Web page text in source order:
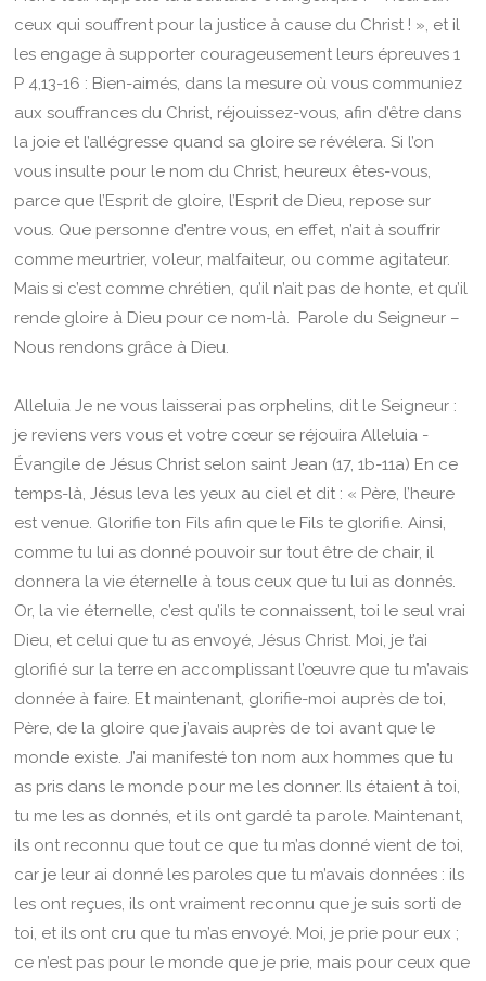
ceux qui souffrent pour la justice à cause du Christ ! », et il
les engage à supporter courageusement leurs épreuves 1
P 4,13-16 : Bien-aimés, dans la mesure où vous communiez
aux souffrances du Christ, réjouissez-vous, afin d’être dans
la joie et l’allégresse quand sa gloire se révélera. Si l’on
vous insulte pour le nom du Christ, heureux êtes-vous,
parce que l’Esprit de gloire, l’Esprit de Dieu, repose sur
vous. Que personne d’entre vous, en effet, n’ait à souffrir
comme meurtrier, voleur, malfaiteur, ou comme agitateur.
Mais si c’est comme chrétien, qu’il n’ait pas de honte, et qu’il
rende gloire à Dieu pour ce nom-là. Parole du Seigneur –
Nous rendons grâce à Dieu.
Alleluia Je ne vous laisserai pas orphelins, dit le Seigneur :
je reviens vers vous et votre cœur se réjouira Alleluia -
Évangile de Jésus Christ selon saint Jean (17, 1b-11a) En ce
temps-là, Jésus leva les yeux au ciel et dit : « Père, l’heure
est venue. Glorifie ton Fils afin que le Fils te glorifie. Ainsi,
comme tu lui as donné pouvoir sur tout être de chair, il
donnera la vie éternelle à tous ceux que tu lui as donnés.
Or, la vie éternelle, c’est qu’ils te connaissent, toi le seul vrai
Dieu, et celui que tu as envoyé, Jésus Christ. Moi, je t’ai
glorifié sur la terre en accomplissant l’œuvre que tu m’avais
donnée à faire. Et maintenant, glorifie-moi auprès de toi,
Père, de la gloire que j’avais auprès de toi avant que le
monde existe. J’ai manifesté ton nom aux hommes que tu
as pris dans le monde pour me les donner. Ils étaient à toi,
tu me les as donnés, et ils ont gardé ta parole. Maintenant,
ils ont reconnu que tout ce que tu m’as donné vient de toi,
car je leur ai donné les paroles que tu m’avais données : ils
les ont reçues, ils ont vraiment reconnu que je suis sorti de
toi, et ils ont cru que tu m’as envoyé. Moi, je prie pour eux ;
ce n’est pas pour le monde que je prie, mais pour ceux que